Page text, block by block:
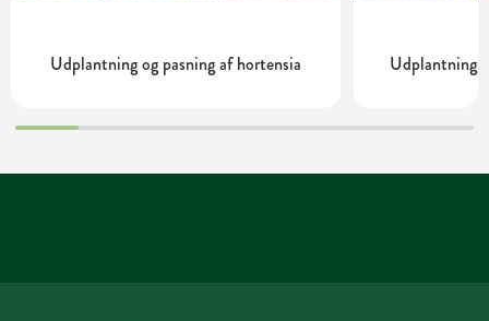
Udplantning og pasning af hortensia Udplantning